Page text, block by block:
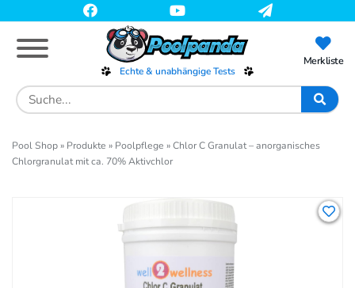
to
main
content
Echte & unabhängige Tests
Search
for:
Merkliste
Pool Shop» Produkte » Poolpflege »Chlor C Granulat – anorganisches
Chlorgranulat mit ca. 70% Aktivchlor